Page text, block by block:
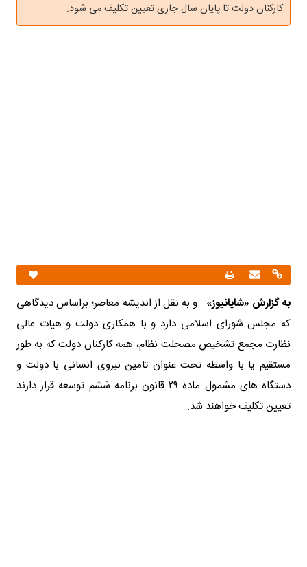
کارکنان دولت تا پایان سال جاری تعیین تکلیف می شود.
به گزارش «شایانیوز» و به نقل از اندیشه معاصر؛ براساس دیدگاهی
که مجلس شورای اسلامی دارد و با همکاری دولت و هیات عالی
نظارت مجمع تشخیص مصحلت نظام، همه کارکنان دولت که به طور
مستقیم یا با واسطه تحت عنوان تامین نیروی انسانی با دولت و
دستگاه های مشمول ماده ۲۹ قانون برنامه ششم توسعه قرار دارند
تعیین تکلیف خواهند شد.